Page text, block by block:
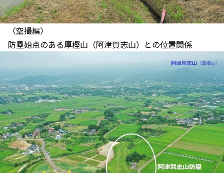
〈空撮編〉
防塁始点のある厚樫山（阿津賀志山）との位置関係